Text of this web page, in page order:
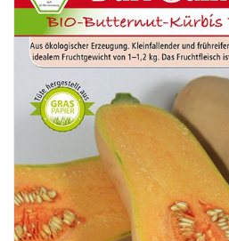
Geschenkideen
Katalog